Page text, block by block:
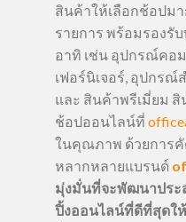
สินค้าให้เลือกช้อปมา
รายการ พร้อมรองรั
อาทิ เช่น อุปกรณ์คอ
เฟอร์นิเจอร์, อุปกรณ์
และ สินค้าพรีเมี่ยม
ช้อปออนไลน์ที่
ในคุณภาพ ด้วยการ
หลากหลายแบรนด์
มุ่งมั่นที่จะพัฒนาปร
ปิ้งออนไลน์ที่ดีที่สุดใ